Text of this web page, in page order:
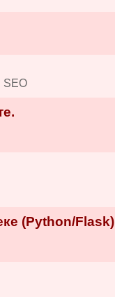
SEO
(Python/Flask)